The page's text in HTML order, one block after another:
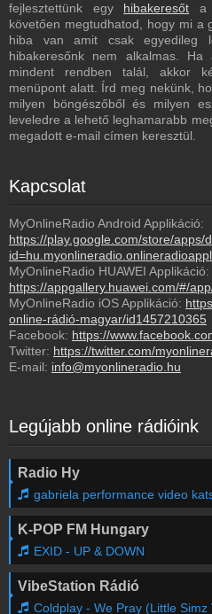
fejlesztettünk egy hibakeresőt a
követően megtudhatod, hogy mi a
hiba van amit csak egyedileg
hibakeresőnk nem alkalmas.
mindent rendben talál, akkor
menüpont alatt. Írd meg nekünk,
milyen böngészőből és milyen
leveledre a lehető leghamarabb
megadott e-mail címen keresztül.
Kapcsolat
MyOnlineRadio Android Applikáció:
https://play.google.com/store/apps/
MyOnlineRadio HUAWEI Applikáció:
https://appgallery.huawei.com/#/
MyOnlineRadio iOS Applikáció:
online-rádió-magyar/id1457210365
Facebook: https://
Twitter: https://twitter.com/
E-mail: info@myonlineradio.hu
Legújabb online rádióink
Radio Hy
gabriela performance video
K-POP FM Hungary
EXID - UP & DOWN
VibeStation Rádió
Coldplay - We Pray (Little Simz